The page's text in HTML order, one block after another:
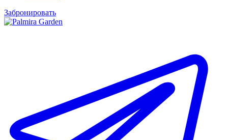
Забронировать